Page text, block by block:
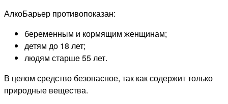
АлкоБарьер противопоказан:
беременным и кормящим женщинам;
детям до 18 лет;
людям старше 55 лет.
В целом средство безопасное, так как содержит только
природные вещества.